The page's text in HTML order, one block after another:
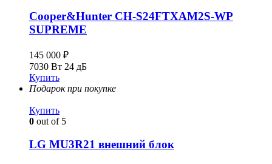
Cooper&Hunter CH-S24FTXAM2S-WP
SUPREME
145 000 ₽
7030 Вт 24 дБ
Купить
Подарок при покупке
Купить
0 out of 5
LG MU3R21 внешний блок